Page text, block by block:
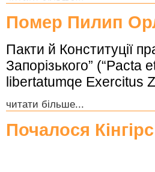
Помер Пилип
Пакти й Конституції
Запорізького”
libertatumqe Exercitus
читати більше...
Почалося